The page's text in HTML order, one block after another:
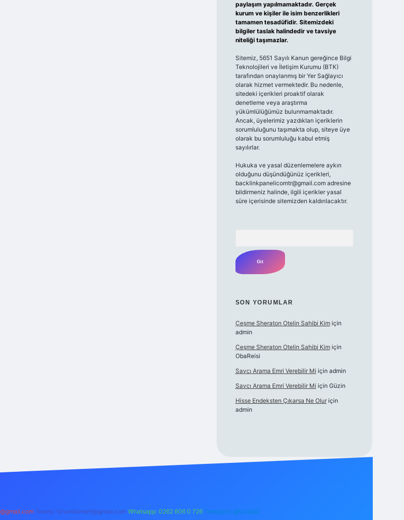
paylaşım yapılmamaktadır. Gerçek
kurum ve kişiler ile isim benzerlikleri
tamamen tesadüfidir. Sitemizdeki
bilgiler taslak halindedir ve tavsiye
niteliği taşımazlar.
Sitemiz, 5651 Sayılı Kanun gereğince Bilgi
Teknolojileri ve İletişim Kurumu (BTK)
tarafından onaylanmış bir Yer Sağlayıcı
olarak hizmet vermektedir. Bu nedenle,
sitedeki içerikleri proaktif olarak
denetleme veya araştırma
yükümlülüğümüz bulunmamaktadır.
Ancak, üyelerimiz yazdıkları içeriklerin
sorumluluğunu taşımakta olup, siteye üye
olarak bu sorumluluğu kabul etmiş
sayılırlar.
Hukuka ve yasal düzenlemelere aykırı
olduğunu düşündüğünüz içerikleri,
backlinkpanelicomtr@gmail.comadresine
bildirmeniz halinde, ilgili içerikler yasal
süre içerisinde sitemizden kaldırılacaktır.
SON YORUMLAR
Çeşme Sheraton Otelin Sahibi Kimiçin
admin
Çeşme Sheraton Otelin Sahibi Kimiçin
ObaReisi
Savcı Arama Emri Verebilir Mi için admin
Savcı Arama Emri Verebilir Mi için Güzin
Hisse Endeksten Çıkarsa Ne Oluriçin
admin
Teams: forumhizmeti@gmail.com Whatsapp: 0262 606 0 726 Telegram: @karabul